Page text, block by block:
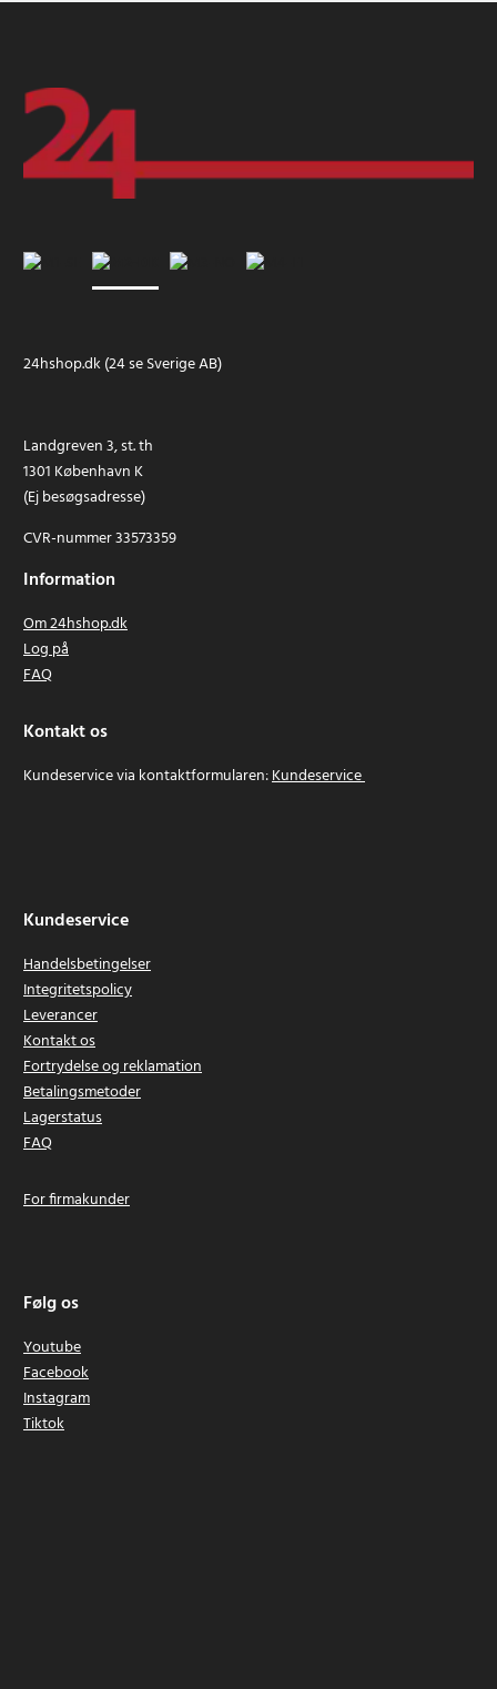
24hshop.dk (24 se Sverige AB)
Landgreven 3, st. th
1301 København K
(Ej besøgsadresse)
CVR-nummer 33573359
Information
Om 24hshop.dk
Log på
FAQ
Kontakt os
Kundeservice via kontaktformularen:Kundeservice
Kundeservice
Handelsbetingelser
Integritetspolicy
Leverancer
Kontakt os
Fortrydelse og reklamation
Betalingsmetoder
Lagerstatus
FAQ
For firmakunder
Følg os
Youtube
Facebook
Instagram
Tiktok